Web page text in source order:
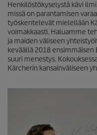
Henkilöstökyselystä kävi
missä on parantamisen
työskentelevät mielellään
voimakkaasti. Haluamme
ja maiden väliseen
keväällä 2018
suuri menestys.
Kärcherin kansainväliseen